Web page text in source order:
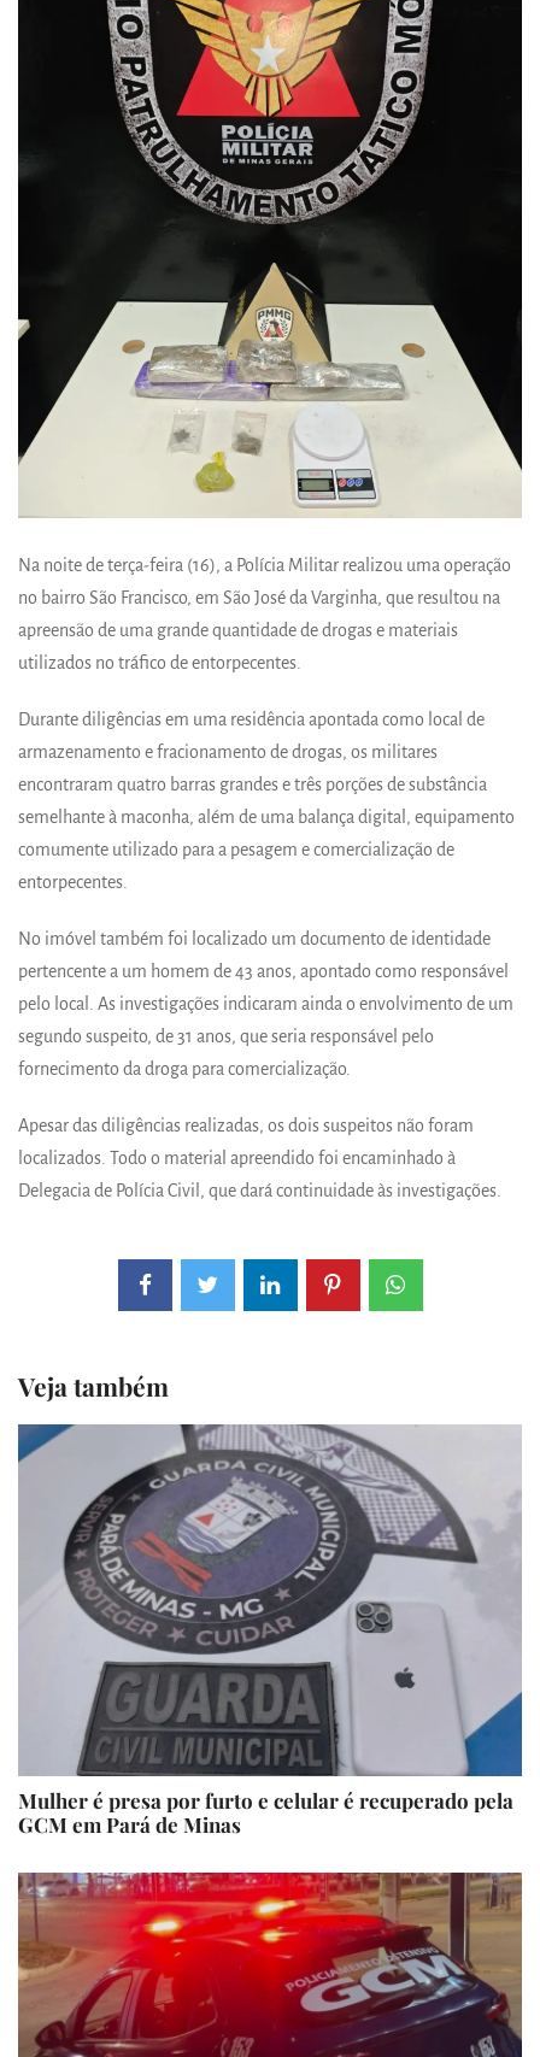
Na noite de terça-feira (16), a Polícia Militar realizou uma operação
no bairro São Francisco, em São José da Varginha, que resultou na
apreensão de uma grande quantidade de drogas e materiais
utilizados no tráfico de entorpecentes.
Durante diligências em uma residência apontada como local de
armazenamento e fracionamento de drogas, os militares
encontraram quatro barras grandes e três porções de substância
semelhante à maconha, além de uma balança digital, equipamento
comumente utilizado para a pesagem e comercialização de
entorpecentes.
No imóvel também foi localizado um documento de identidade
pertencente a um homem de 43 anos, apontado como responsável
pelo local. As investigações indicaram ainda o envolvimento de um
segundo suspeito, de 31 anos, que seria responsável pelo
fornecimento da droga para comercialização.
Apesar das diligências realizadas, os dois suspeitos não foram
localizados. Todo o material apreendido foi encaminhado à
Delegacia de Polícia Civil, que dará continuidade às investigações.
Veja também
Mulher é presa por furto e celular é recuperado pela
GCM em Pará de Minas